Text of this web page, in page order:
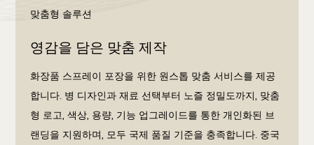
맞춤형 솔루션
영감을 담은 맞춤 제작
화장품 스프레이 포장을 위한 원스톱 맞춤 서비스를 제공
합니다. 병 디자인과 재료 선택부터 노즐 정밀도까지, 맞춤
형 로고, 색상, 용량, 기능 업그레이드를 통한 개인화된 브
랜딩을 지원하며, 모두 국제 품질 기준을 충족합니다. 중국